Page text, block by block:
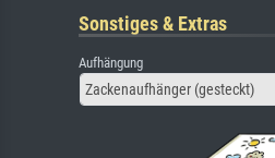
Sonstiges & Extras
Aufhängung
Zackenaufhänger (gesteckt)